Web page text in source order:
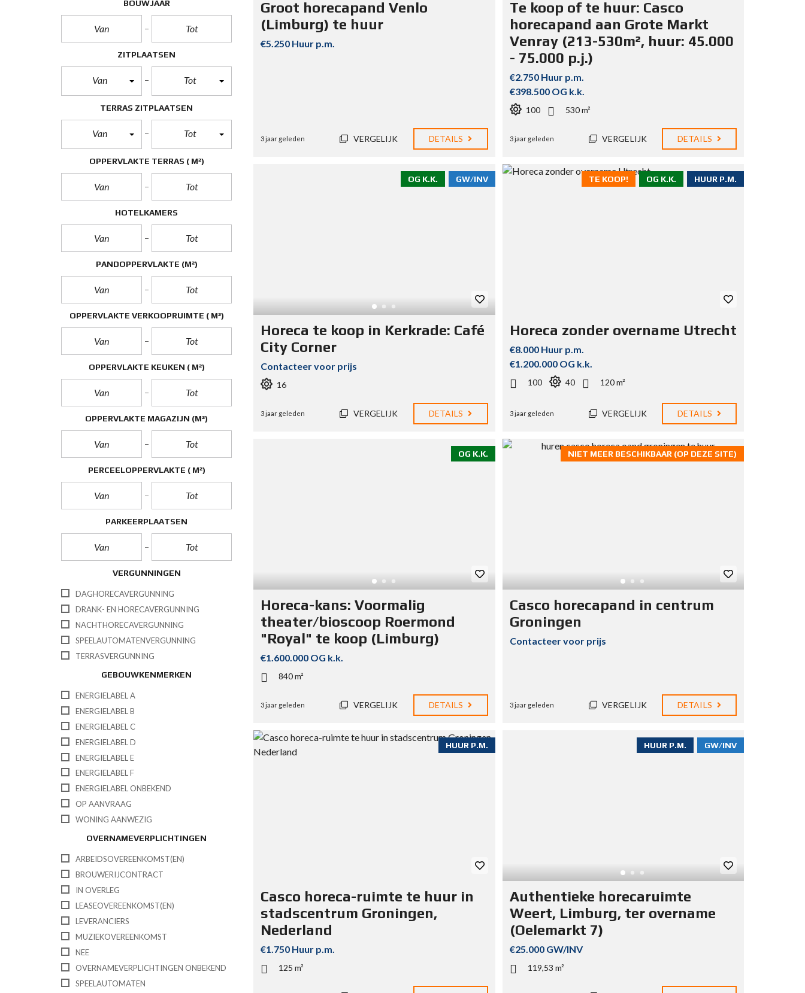
BOUWJAAR
ZITPLAATSEN
Van Tot
TERRAS ZITPLAATSEN
Van Tot
OPPERVLAKTE TERRAS ( M²)
HOTELKAMERS
PANDOPPERVLAKTE (M²)
OPPERVLAKTE VERKOOPRUIMTE ( M²)
OPPERVLAKTE KEUKEN ( M²)
OPPERVLAKTE MAGAZIJN (M²)
PERCEELOPPERVLAKTE ( M²)
PARKEERPLAATSEN
VERGUNNINGEN
DAGHORECAVERGUNNING
DRANK- EN HORECAVERGUNNING
NACHTHORECAVERGUNNING
SPEELAUTOMATENVERGUNNING
TERRASVERGUNNING
GEBOUWKENMERKEN
ENERGIELABEL A
ENERGIELABEL B
ENERGIELABEL C
ENERGIELABEL D
ENERGIELABEL E
ENERGIELABEL F
ENERGIELABEL ONBEKEND
OP AANVRAAG
WONING AANWEZIG
OVERNAMEVERPLICHTINGEN
ARBEIDSOVEREENKOMST(EN)
BROUWERIJCONTRACT
IN OVERLEG
LEASEOVEREENKOMST(EN)
LEVERANCIERS
MUZIEKOVEREENKOMST
NEE
OVERNAMEVERPLICHTINGEN ONBEKEND
SPEELAUTOMATEN
Groot horecapand Venlo
(Limburg) te huur
€5.250 Huur p.m.
3 jaar geleden VERGELIJK DETAILS
Te koop of te huur: Casco
horecapand aan Grote Markt
Venray (213-530m², huur: 45.000
- 75.000 p.j.)
€2.750 Huur p.m.
€398.500 OG k.k.
100 530 m²
3 jaar geleden VERGELIJK DETAILS
GW/INV
OG K.K.
Horeca te koop in Kerkrade: Café
City Corner
Contacteer voor prijs
16
3 jaar geleden VERGELIJK DETAILS
HUUR P.M.
OG K.K.
TE KOOP!
Horeca zonder overname Utrecht
€8.000 Huur p.m.
€1.200.000 OG k.k.
100 40 120 m²
3 jaar geleden VERGELIJK DETAILS
OG K.K.
Horeca-kans: Voormalig
theater/bioscoop Roermond
"Royal" te koop (Limburg)
€1.600.000 OG k.k.
840 m²
3 jaar geleden VERGELIJK DETAILS
NIET MEER BESCHIKBAAR (OP DEZE SITE)
Casco horecapand in centrum
Groningen
Contacteer voor prijs
3 jaar geleden VERGELIJK DETAILS
HUUR P.M.
Casco horeca-ruimte te huur in
stadscentrum Groningen,
Nederland
€1.750 Huur p.m.
125 m²
GW/INV
HUUR P.M.
Authentieke horecaruimte
Weert, Limburg, ter overname
(Oelemarkt 7)
€25.000 GW/INV
119,53 m²